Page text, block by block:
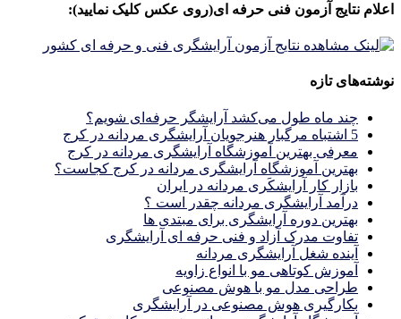
اعلام نتایج آزمون فنی حرفه ای(روی عکس کلیک نمایید):
نوشته‌های تازه
چند ماه طول می‌کشد آرایشگر حرفه‌ای شویم؟
5 اشتباه مرگبار هنرجویان آرایشگری مردانه در کرج
معرفی بهترین آموزشگاه آرایشگری مردانه در کرج
بهترین آموزشگاه آرایشگری مردانه در کرج کجاست؟
بازار كار آرايشكَرى مردانه در ايران
درآمد آرایشگری مردانه چقدر است ؟
بهترین دوره آرایشگری برای مبتدی ها
تفاوت مدرک آزاد و فنی حرفه ای آرایشگری
آینده شغل آرایشگری مردانه
آموزش کوتاهی مو با انواع زاویه
طراحی مدل مو با هوش مصنوعی
بکارگیری هوش مصنوعی در آرایشگری